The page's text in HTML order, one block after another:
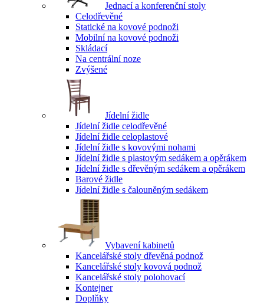
Jednací a konferenční stoly
Celodřevěné
Statické na kovové podnoži
Mobilní na kovové podnoži
Skládací
Na centrální noze
Zvýšené
Jídelní židle
Jídelní židle celodřevěné
Jídelní židle celoplastové
Jídelní židle s kovovými nohami
Jídelní židle s plastovým sedákem a opěrákem
Jídelní židle s dřevěným sedákem a opěrákem
Barové židle
Jídelní židle s čalouněným sedákem
Vybavení kabinetů
Kancelářské stoly dřevěná podnož
Kancelářské stoly kovová podnož
Kancelářské stoly polohovací
Kontejner
Doplňky